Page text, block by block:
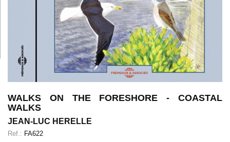
WALKS ON THE FORESHORE - COASTAL
WALKS
JEAN-LUC HERELLE
Ref.: FA622